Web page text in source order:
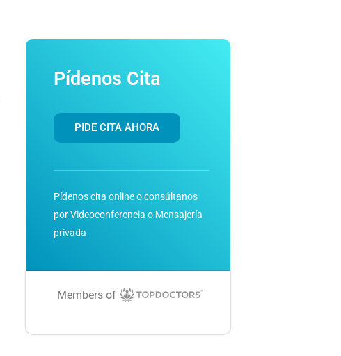
Pídenos Cita
PIDE CITA AHORA
Pídenos cita online o consúltanos
por Videoconferencia o Mensajería
privada
Members of